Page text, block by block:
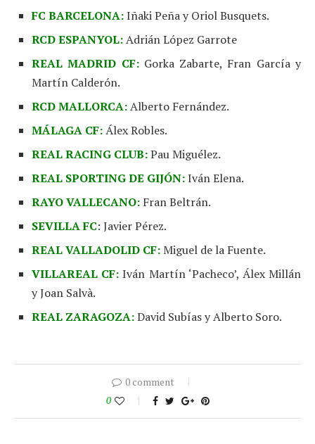
FC BARCELONA:Iñaki Peña y Oriol Busquets.
RCD ESPANYOL:Adrián López Garrote
REAL MADRID CF:Gorka Zabarte, Fran García y
Martín Calderón.
RCD MALLORCA:Alberto Fernández.
MÁLAGA CF:Álex Robles.
REAL RACING CLUB:Pau Miguélez.
REAL SPORTING DE GIJÓN:Iván Elena.
RAYO VALLECANO: Fran Beltrán.
SEVILLA FC: Javier Pérez.
REAL VALLADOLID CF:Miguel de la Fuente.
VILLAREAL CF: Iván Martín ‘Pacheco’, Álex Millán
y Joan Salvà.
REAL ZARAGOZA:David Subías y Alberto Soro.
0 comment
0